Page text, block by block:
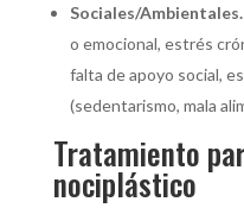
Sociales/Ambientales.
o emocional, estrés
falta de apoyo social,
(sedentarismo, mala
Tratamiento
nociplástico